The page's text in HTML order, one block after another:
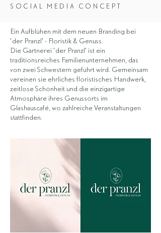
SOCIAL MEDIA CONCEPT
Ein Aufblühen mit dem neuen Branding bei
'der Pranzl' - Floristik & Genuss.
Die Gärtnerei 'der Pranzl' ist ein
traditionsreiches Familienunternehmen, das
von zwei Schwestern geführt wird. Gemeinsam
vereinen sie ehrliches floristisches Handwerk,
zeitlose Schönheit und die einzigartige
Atmosphäre ihres Genussorts im
Glashauscafé, wo zahlreiche Veranstaltungen
stattfinden.